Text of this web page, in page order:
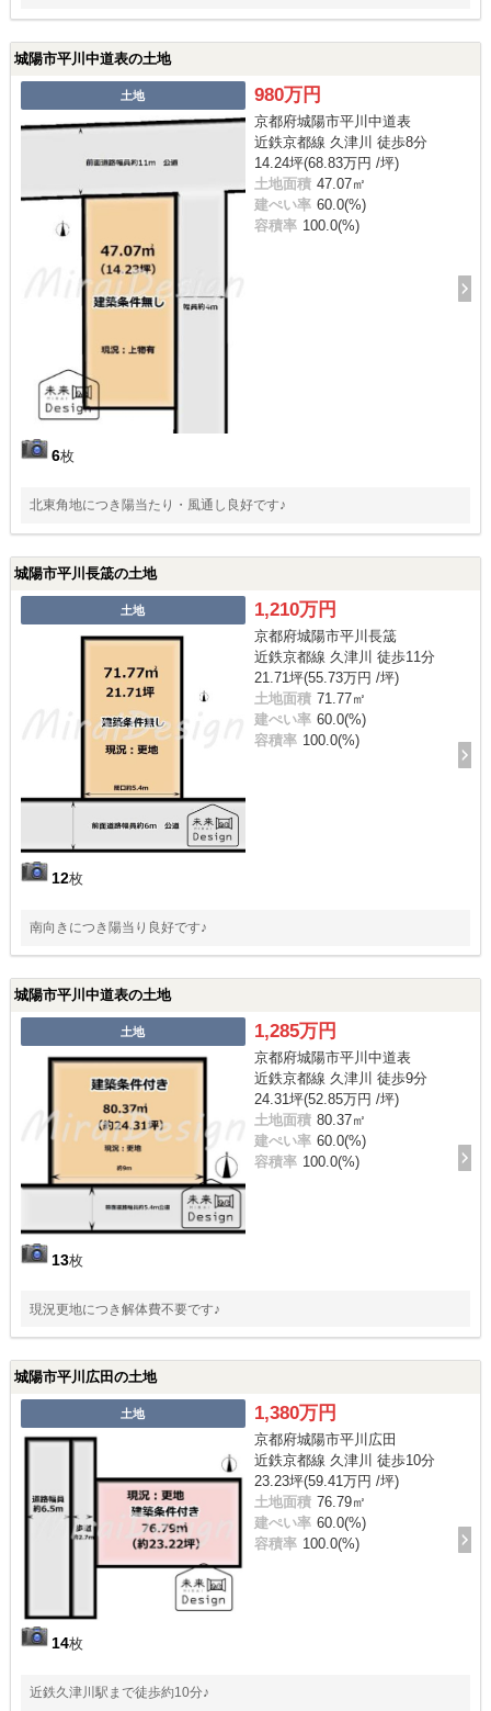
城陽市平川中道表の土地
土地
6枚
980万円
京都府城陽市平川中道表
近鉄京都線 久津川 徒歩8分
14.24坪(68.83万円 /坪)
土地面積 47.07㎡
建ぺい率 60.0(%)
容積率 100.0(%)
北東角地につき陽当たり・風通し良好です♪
城陽市平川長筬の土地
土地
12枚
1,210万円
京都府城陽市平川長筬
近鉄京都線 久津川 徒歩11分
21.71坪(55.73万円 /坪)
土地面積 71.77㎡
建ぺい率 60.0(%)
容積率 100.0(%)
南向きにつき陽当り良好です♪
城陽市平川中道表の土地
土地
13枚
1,285万円
京都府城陽市平川中道表
近鉄京都線 久津川 徒歩9分
24.31坪(52.85万円 /坪)
土地面積 80.37㎡
建ぺい率 60.0(%)
容積率 100.0(%)
現況更地につき解体費不要です♪
城陽市平川広田の土地
土地
14枚
1,380万円
京都府城陽市平川広田
近鉄京都線 久津川 徒歩10分
23.23坪(59.41万円 /坪)
土地面積 76.79㎡
建ぺい率 60.0(%)
容積率 100.0(%)
近鉄久津川駅まで徒歩約10分♪